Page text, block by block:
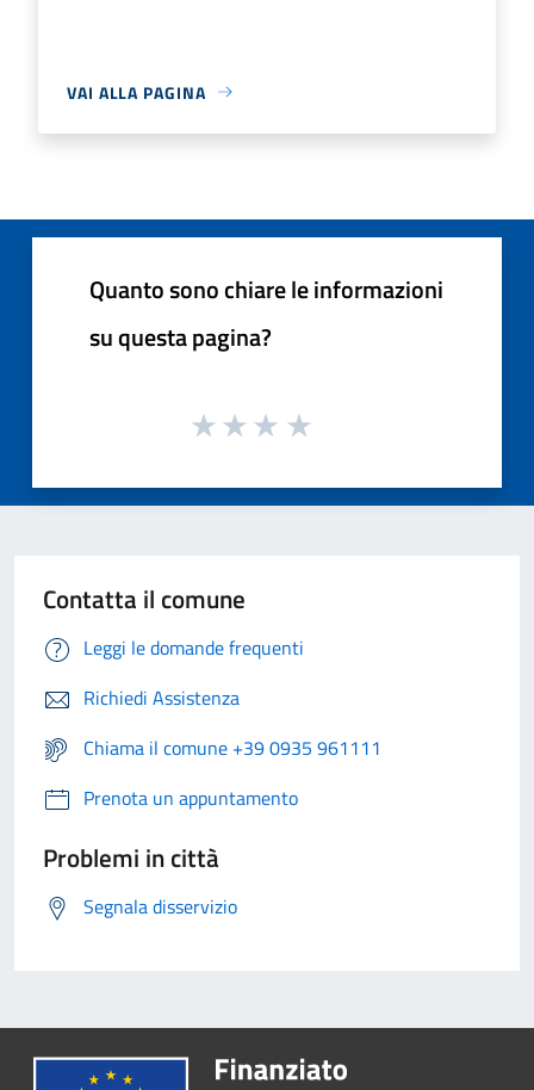
VAI ALLA PAGINA
Quanto sono chiare le informazioni
su questa pagina?
Contatta il comune
Leggi le domande frequenti
Richiedi Assistenza
Chiama il comune +39 0935 961111
Prenota un appuntamento
Problemi in città
Segnala disservizio